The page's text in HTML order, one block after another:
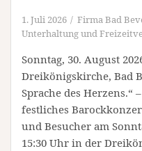
1. Juli 2026
Firma Bad
Unterhaltung und
Sonntag, 30. August
Dreikönigskirche, Bad
Sprache des Herzens.“
festliches
und Besucher am
15:30 Uhr in der